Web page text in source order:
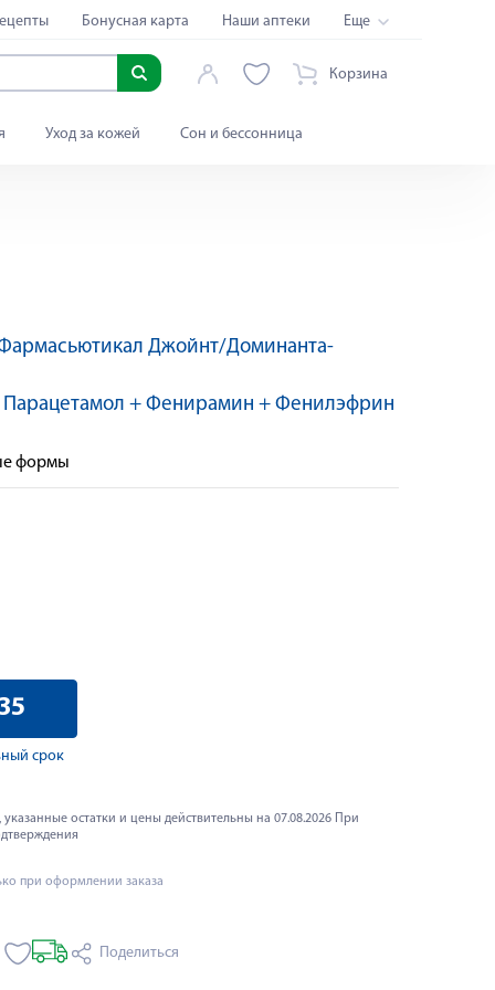
Бонусная карта Наши аптеки Еще
Корзина
Уход за кожей Сон и бессонница
Яндекс Сплит
Джойнт/Доминанта-
Парацетамол + Фенирамин + Фенилэфрин
формы
срок
остатки и цены действительны на 07.08.2026 При
при оформлении заказа
Поделиться